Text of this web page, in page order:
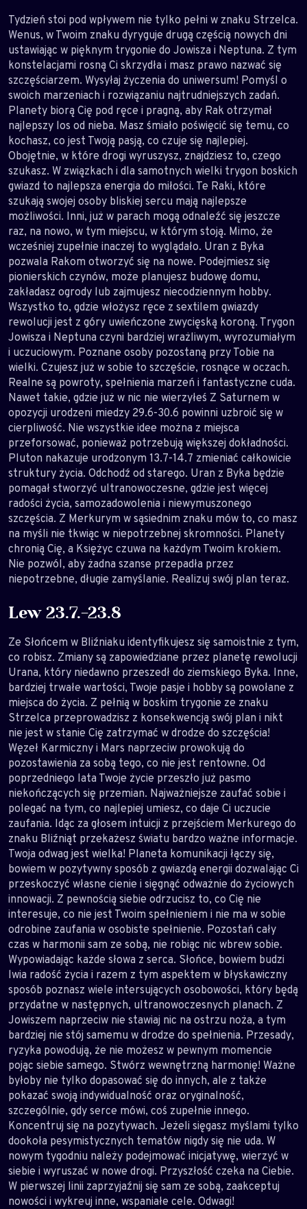
Tydzień stoi pod wpływem nie tylko pełni w znaku Strzelca.
Wenus, w Twoim znaku dyryguje drugą częścią nowych dni
ustawiając w pięknym trygonie do Jowisza i Neptuna. Z tym
konstelacjami rosną Ci skrzydła i masz prawo nazwać się
szczęściarzem. Wysyłaj życzenia do uniwersum! Pomyśl o
swoich marzeniach i rozwiązaniu najtrudniejszych zadań.
Planety biorą Cię pod ręce i pragną, aby Rak otrzymał
najlepszy los od nieba. Masz śmiało poświęcić się temu, co
kochasz, co jest Twoją pasją, co czuje się najlepiej.
Obojętnie, w które drogi wyruszysz, znajdziesz to, czego
szukasz. W związkach i dla samotnych wielki trygon boskich
gwiazd to najlepsza energia do miłości. Te Raki, które
szukają swojej osoby bliskiej sercu mają najlepsze
możliwości. Inni, już w parach mogą odnaleźć się jeszcze
raz, na nowo, w tym miejscu, w którym stoją. Mimo, że
wcześniej zupełnie inaczej to wyglądało. Uran z Byka
pozwala Rakom otworzyć się na nowe. Podejmiesz się
pionierskich czynów, może planujesz budowę domu,
zakładasz ogrody lub zajmujesz niecodziennym hobby.
Wszystko to, gdzie włożysz ręce z sextilem gwiazdy
rewolucji jest z góry uwieńczone zwycięską koroną. Trygon
Jowisza i Neptuna czyni bardziej wrażliwym, wyrozumiałym
i uczuciowym. Poznane osoby pozostaną przy Tobie na
wielki. Czujesz już w sobie to szczęście, rosnące w oczach.
Realne są powroty, spełnienia marzeń i fantastyczne cuda.
Nawet takie, gdzie już w nic nie wierzyłeś Z Saturnem w
opozycji urodzeni miedzy 29.6-30.6 powinni uzbroić się w
cierpliwość. Nie wszystkie idee można z miejsca
przeforsować, ponieważ potrzebują większej dokładności.
Pluton nakazuje urodzonym 13.7-14.7 zmieniać całkowicie
struktury życia. Odchodź od starego. Uran z Byka będzie
pomagał stworzyć ultranowoczesne, gdzie jest więcej
radości życia, samozadowolenia i niewymuszonego
szczęścia. Z Merkurym w sąsiednim znaku mów to, co masz
na myśli nie tkwiąc w niepotrzebnej skromności. Planety
chronią Cię, a Księżyc czuwa na każdym Twoim krokiem.
Nie pozwól, aby żadna szanse przepadła przez
niepotrzebne, długie zamyślanie. Realizuj swój plan teraz.
Lew 23.7.-23.8
Ze Słońcem w Bliźniaku identyfikujesz się samoistnie z tym,
co robisz. Zmiany są zapowiedziane przez planetę rewolucji
Urana, który niedawno przeszedł do ziemskiego Byka. Inne,
bardziej trwałe wartości, Twoje pasje i hobby są powołane z
miejsca do życia. Z pełnią w boskim trygonie ze znaku
Strzelca przeprowadzisz z konsekwencją swój plan i nikt
nie jest w stanie Cię zatrzymać w drodze do szczęścia!
Węzeł Karmiczny i Mars naprzeciw prowokują do
pozostawienia za sobą tego, co nie jest rentowne. Od
poprzedniego lata Twoje życie przeszło już pasmo
niekończących się przemian. Najważniejsze zaufać sobie i
polegać na tym, co najlepiej umiesz, co daje Ci uczucie
zaufania. Idąc za głosem intuicji z przejściem Merkurego do
znaku Bliźniąt przekażesz światu bardzo ważne informacje.
Twoja odwag jest wielka! Planeta komunikacji łączy się,
bowiem w pozytywny sposób z gwiazdą energii dozwalając Ci
przeskoczyć własne cienie i sięgnąć odważnie do życiowych
innowacji. Z pewnością siebie odrzucisz to, co Cię nie
interesuje, co nie jest Twoim spełnieniem i nie ma w sobie
odrobine zaufania w osobiste spełnienie. Pozostań cały
czas w harmonii sam ze sobą, nie robiąc nic wbrew sobie.
Wypowiadając każde słowa z serca. Słońce, bowiem budzi
lwia radość życia i razem z tym aspektem w błyskawiczny
sposób poznasz wiele intersujących osobowości, który będą
przydatne w następnych, ultranowoczesnych planach. Z
Jowiszem naprzeciw nie stawiaj nic na ostrzu noża, a tym
bardziej nie stój samemu w drodze do spełnienia. Przesady,
ryzyka powodują, że nie możesz w pewnym momencie
pojąc siebie samego. Stwórz wewnętrzną harmonię! Ważne
byłoby nie tylko dopasować się do innych, ale z także
pokazać swoją indywidualność oraz oryginalność,
szczególnie, gdy serce mówi, coś zupełnie innego.
Koncentruj się na pozytywach. Jeżeli sięgasz myślami tylko
dookoła pesymistycznych tematów nigdy się nie uda. W
nowym tygodniu należy podejmować inicjatywę, wierzyć w
siebie i wyruszać w nowe drogi. Przyszłość czeka na Ciebie.
W pierwszej linii zaprzyjaźnij się sam ze sobą, zaakceptuj
nowości i wykreuj inne, wspaniałe cele. Odwagi!